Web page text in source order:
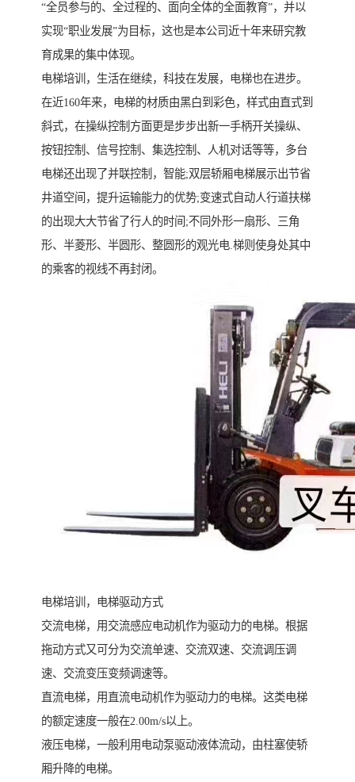
“全员参与的、全过程的、面向全体的全面教育”，并以
实现“职业发展”为目标，这也是本公司近十年来研究教
育成果的集中体现。
电梯培训，生活在继续，科技在发展，电梯也在进步。
在近160年来，电梯的材质由黑白到彩色，样式由直式到
斜式，在操纵控制方面更是步步出新一手柄开关操纵、
按钮控制、信号控制、集选控制、人机对话等等，多台
电梯还出现了并联控制，智能;双层轿厢电梯展示出节省
井道空间，提升运输能力的优势;变速式自动人行道扶梯
的出现大大节省了行人的时间;不同外形一扇形、三角
形、半菱形、半圆形、整圆形的观光电.梯则使身处其中
的乘客的视线不再封闭。
电梯培训，电梯驱动方式
交流电梯，用交流感应电动机作为驱动力的电梯。根据
拖动方式又可分为交流单速、交流双速、交流调压调
速、交流变压变频调速等。
直流电梯，用直流电动机作为驱动力的电梯。这类电梯
的额定速度一般在2.00m/s以上。
液压电梯，一般利用电动泵驱动液体流动，由柱塞使轿
厢升降的电梯。